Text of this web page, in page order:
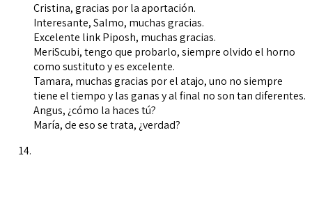
Cristina, gracias por la aportación.
Interesante, Salmo, muchas gracias.
Excelente link Piposh, muchas gracias.
MeriScubi, tengo que probarlo, siempre olvido el horno
como sustituto y es excelente.
Tamara, muchas gracias por el atajo, uno no siempre
tiene el tiempo y las ganas y al final no son tan diferentes.
Angus, ¿cómo la haces tú?
María, de eso se trata, ¿verdad?